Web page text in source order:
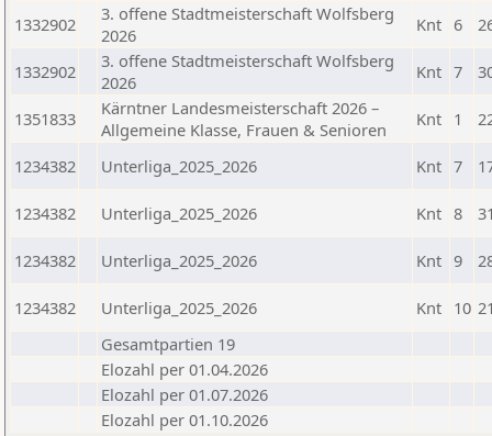
1332902
3. offene Stadtmeisterschaft Wolfsberg
2026
Knt 6
1332902
3. offene Stadtmeisterschaft Wolfsberg
2026
Knt 7
1351833
Kärntner Landesmeisterschaft 2026 –
Allgemeine Klasse, Frauen & Senioren
Knt 1
1234382 Unterliga_2025_2026 Knt 7
1234382 Unterliga_2025_2026 Knt 8
1234382 Unterliga_2025_2026 Knt 9
1234382 Unterliga_2025_2026 Knt 10
Gesamtpartien 19
Elozahl per 01.04.2026
Elozahl per 01.07.2026
Elozahl per 01.10.2026